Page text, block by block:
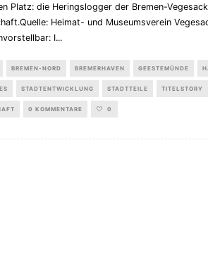
Platz: die Heringslogger der Bremen-
Heimat- und Museumsverein
I...
BREMEN-NORD BREMERHAVEN GEESTEMÜNDE
STADTENTWICKLUNG STADTTEILE TITELSTORY
0 KOMMENTARE 0